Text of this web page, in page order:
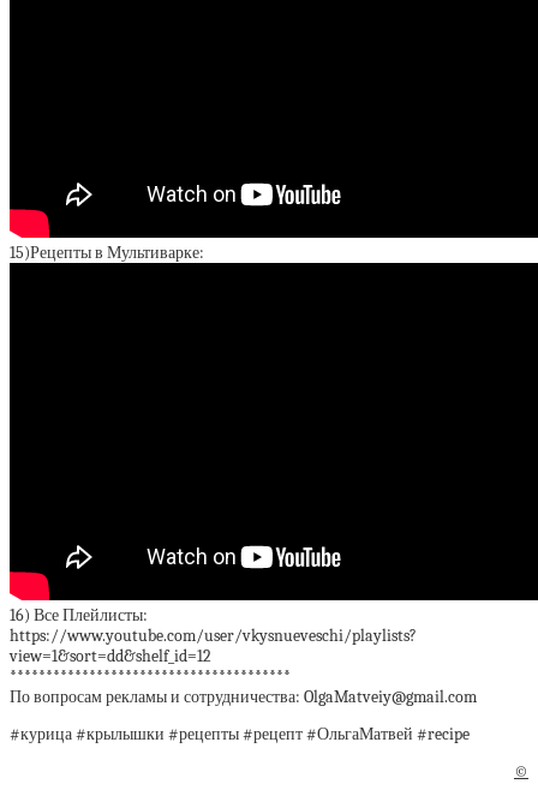
15)Рецепты в Мультиварке:
16) Все Плейлисты:
https://www.youtube.com/user/vkysnueveschi/playlists?
view=1&sort=dd&shelf_id=12
***************************************
По вопросам рекламы и сотрудничества: OlgaMatveiy@gmail.com
#курица #крылышки #рецепты #рецепт #ОльгаМатвей #recipe
©